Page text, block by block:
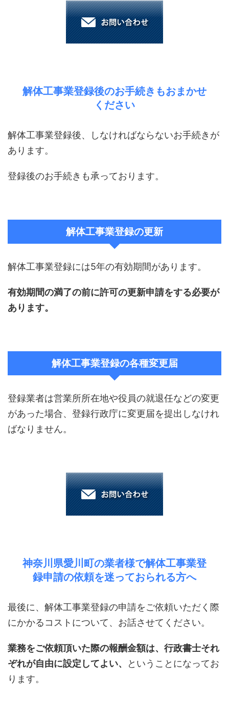
解体工事業登録後のお手続きもおまかせ
ください
解体工事業登録後、しなければならないお手続きが
あります。
登録後のお手続きも承っております。
解体工事業登録の更新
解体工事業登録には5年の有効期間があります。
有効期間の満了の前に許可の更新申請をする必要が
あります。
解体工事業登録の各種変更届
登録業者は営業所所在地や役員の就退任などの変更
があった場合、登録行政庁に変更届を提出しなけれ
ばなりません。
神奈川県愛川町の業者様で解体工事業登
録申請の依頼を迷っておられる方へ
最後に、解体工事業登録の申請をご依頼いただく際
にかかるコストについて、お話させてください。
業務をご依頼頂いた際の報酬金額は、行政書士それ
ぞれが自由に設定してよい、
ということになってお
ります。